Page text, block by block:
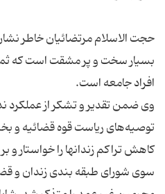
حجت الاسلام مرتضائیان خاطر نشان
بسیار سخت و پر مشقت است که
وی ضمن تقدیر و تشکر از عملکرد
توصیه‌های ریاست قوه قضائیه و
کاهش تراکم زندانها را خواستار
سوی شورای طبقه بندی زندان و